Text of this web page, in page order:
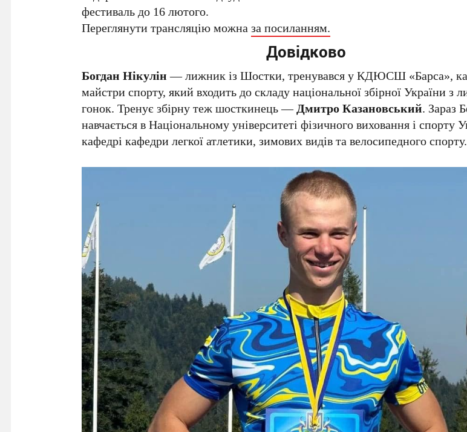
фестиваль до 16 лютого.
Переглянути трансляцію можназа посиланням.
Довідково
Богдан Нікулін— лижник із Шостки, тренувався у КДЮСШ «Барса»,
майстри спорту, який входить до складу національної збірної України з
гонок. Тренує збірну теж шосткинець —Дмитро Казановський. Зараз
навчається в Національному університеті фізичного виховання і спорту
кафедрі кафедри легкої атлетики, зимових видів та велосипедного спорту.